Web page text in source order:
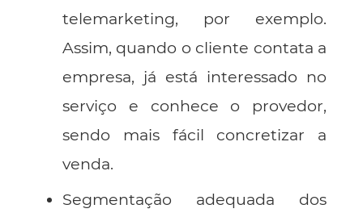
telemarketing, por exemplo.
Assim, quando o cliente contata a
empresa, já está interessado no
serviço e conhece o provedor,
sendo mais fácil concretizar a
venda.
Segmentação adequada dos